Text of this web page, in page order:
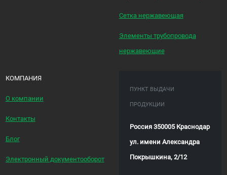
Сетка нержавеющая
Элементы трубопровода
нержавеющие
КОМПАНИЯ
О компании
Контакты
Блог
Электронный документооборот
ПУНКТ ВЫДАЧИ
ПРОДУКЦИИ
Россия 350005 Краснодар
ул. имени Александра
Покрышкина, 2/12